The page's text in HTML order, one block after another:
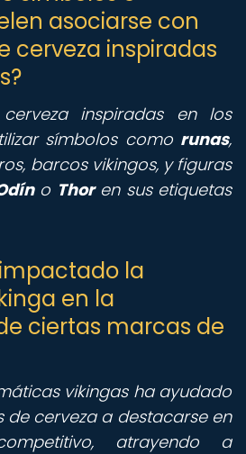
asociarse con
cerveza inspiradas
inspiradas en los
símbolos como runas,
barcos vikingos, y figuras
o Thoren sus etiquetas
la
en la
ciertas marcas de
vikingas ha ayudado
de cerveza a destacarse en
atrayendo a